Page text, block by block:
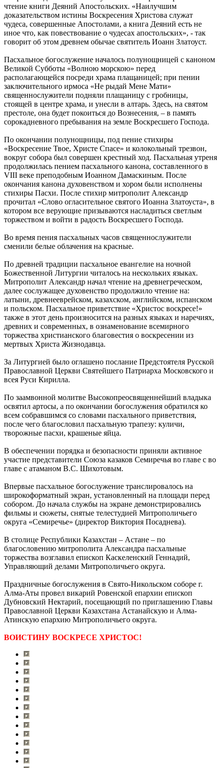
чтение книги Деяний Апостольских. «Наилучшим
доказательством истины Воскресения Христова служат
чудеса, совершенные Апостолами, а книга Деяний есть не
иное что, как повествование о чудесах апостольских», - так
говорит об этом древнем обычае святитель Иоанн Златоуст.
Пасхальное богослужение началось полунощницей с каноном
Великой Субботы «Волною морскою» перед
располагающейся посреди храма плащаницей; при пении
заключительного ирмоса «Не рыдай Мене Мати»
священнослужители подняли плащаницу с гробницы,
стоящей в центре храма, и унесли в алтарь. Здесь, на святом
престоле, она будет покоиться до Вознесения, – в память
сорокадневного пребывания на земле Воскресшего Господа.
По окончании полунощницы, под пение стихиры
«Воскресение Твое, Христе Спасе» и колокольный трезвон,
вокруг собора был совершен крестный ход. Пасхальная утреня
продолжилась пением пасхального канона, составленного в
VIII веке преподобным Иоанном Дамаскиным. После
окончания канона духовенством и хором были исполнены
стихиры Пасхи. После стихир митрополит Александр
прочитал «Слово огласительное святого Иоанна Златоуста», в
котором все верующие призываются насладиться светлым
торжеством и войти в радость Воскресшего Господа.
Во время пения пасхальных часов священнослужители
сменили белые облачения на красные.
По древней традиции пасхальное евангелие на ночной
Божественной Литургии читалось на нескольких языках.
Митрополит Александр начал чтение на древнегреческом,
далее сослужащее духовенство продолжило чтение на:
латыни, древнееврейском, казахском, английском, испанском
и польском. Пасхальное приветствие «Христос воскресе!»
также в этот день произносится на разных языках и наречиях,
древних и современных, в ознаменование всемирного
торжества христианского благовестия о воскресении из
мертвых Христа Жизнодавца.
За Литургией было оглашено послание Предстоятеля Русской
Православной Церкви Святейшего Патриарха Московского и
всея Руси Кирилла.
По заамвонной молитве Высокопреосвященнейший владыка
освятил артосы, а по окончании богослужения обратился ко
всем собравшимся со словами пасхального приветствия,
после чего благословил пасхальную трапезу: куличи,
творожные пасхи, крашеные яйца.
В обеспечении порядка и безопасности приняли активное
участие представители Союза казаков Семиречья во главе с во
главе с атаманом В.С. Шихотовым.
Впервые пасхальное богослужение транслировалось на
широкоформатный экран, установленный на площади перед
собором. До начала службы на экране демонстрировались
фильмы и сюжеты, снятые телестудией Митрополичьего
округа «Семиречье» (директор Виктория Посаднева).
В столице Республики Казахстан – Астане – по
благословению митрополита Александра пасхальные
торжества возглавил епископ Каскеленский Геннадий,
Управляющий делами Митрополичьего округа.
Праздничные богослужения в Свято-Никольском соборе г.
Алма-Аты провел викарий Ровенской епархии епископ
Дубновский Нектарий, посещающий по приглашению Главы
Православной Церкви Казахстана Астанайскую и Алма-
Атинскую епархию Митрополичьего округа.
ВОИСТИНУ ВОСКРЕСЕ ХРИСТОС!